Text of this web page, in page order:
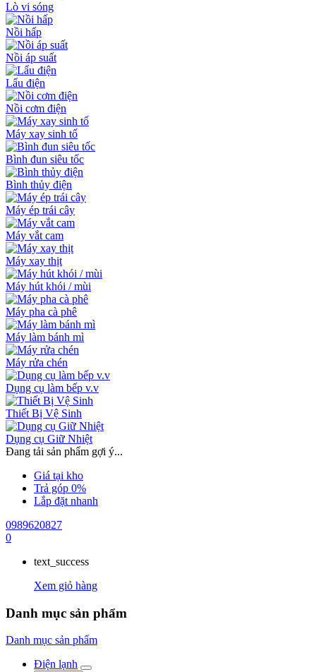
Lò vi sóng
Nồi hấp
Nồi áp suất
Lẩu điện
Nồi cơm điện
Máy xay sinh tố
Bình đun siêu tốc
Bình thủy điện
Máy ép trái cây
Máy vắt cam
Máy xay thịt
Máy hút khói / mùi
Máy pha cà phê
Máy làm bánh mì
Máy rửa chén
Dụng cụ làm bếp v.v
Thiết Bị Vệ Sinh
Dụng cụ Giữ Nhiệt
Đang tải sản phẩm gợi ý...
Giá tại kho
Trả góp 0%
Lắp đặt nhanh
0989620827
0
text_success
Xem giỏ hàng
Danh mục sản phẩm
Danh mục sản phẩm
Điện lạnh